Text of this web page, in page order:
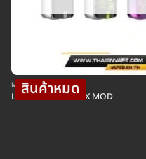
MOD บุหรี่ไฟฟ้าม็อดบ๊อก
LUXE 220W TC BOX MOD